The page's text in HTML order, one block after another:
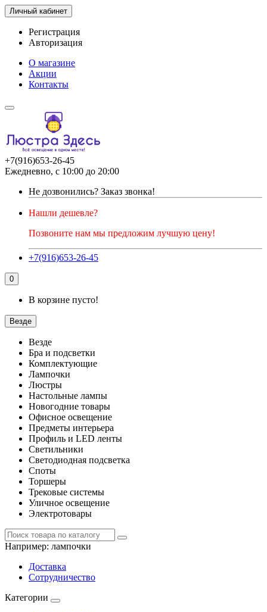
Личный кабинет
Регистрация
Авторизация
О магазине
Акции
Контакты
+7(916)653-26-45
Ежедневно, с 10:00 до 20:00
Не дозвонились? Заказ звонка!
Нашли дешевле?
Позвоните нам мы предложим лучшую цену!
+7(916)653-26-45
0
В корзине пусто!
Везде
Везде
Бра и подсветки
Комплектующие
Лампочки
Люстры
Настольные лампы
Новогодние товары
Офисное освещение
Предметы интерьера
Профиль и LED ленты
Светильники
Светодиодная подсветка
Споты
Торшеры
Трековые системы
Уличное освещение
Электротовары
Например: лампочки
Доставка
Сотрудничество
Категории